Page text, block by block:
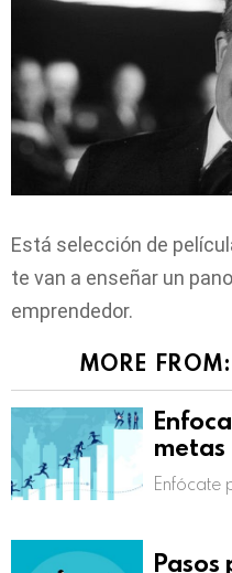
Está selección de
te van a enseñar un
emprendedor.
MORE FROM:
metas
Enfócate